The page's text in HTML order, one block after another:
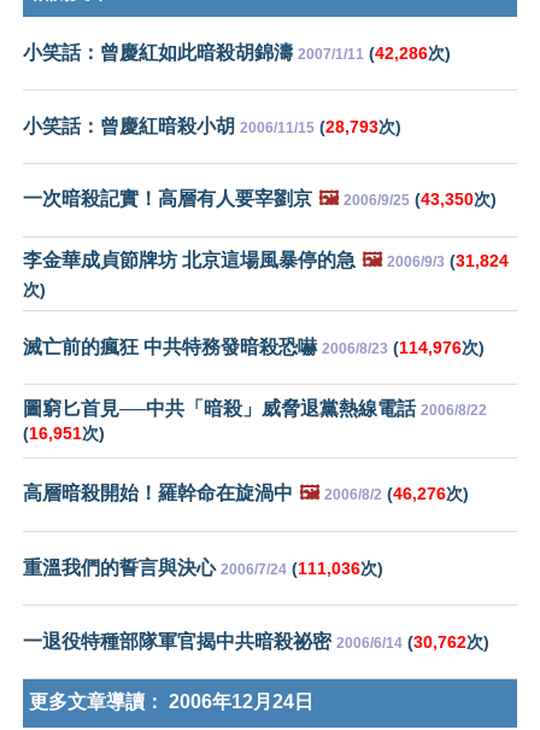
小笑話：曾慶紅如此暗殺胡錦濤 2007/1/11 (42,286次)
小笑話：曾慶紅暗殺小胡 2006/11/15 (28,793次)
一次暗殺記實！高層有人要宰劉京 🖼️ 2006/9/25 (43,350次)
李金華成貞節牌坊 北京這場風暴停的急 🖼️ 2006/9/3 (31,824
次)
滅亡前的瘋狂 中共特務發暗殺恐嚇 2006/8/23 (114,976次)
圖窮匕首見──中共「暗殺」威脅退黨熱線電話 2006/8/22
(16,951次)
高層暗殺開始！羅幹命在旋渦中 🖼️ 2006/8/2 (46,276次)
重溫我們的誓言與決心 2006/7/24 (111,036次)
一退役特種部隊軍官揭中共暗殺祕密 2006/6/14 (30,762次)
更多文章導讀： 2006年12月24日